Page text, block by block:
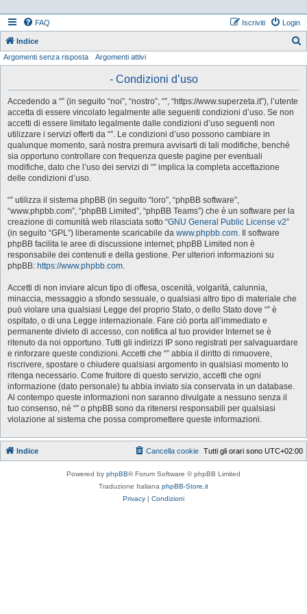
FAQ Login
Iscriviti
Indice
Argomenti senza risposta Argomenti attivi
- Condizioni d’uso
Accedendo a “” (in seguito “noi”, “nostro”, “”, “https://www.superzeta.it”), l’utente
accetta di essere vincolato legalmente alle seguenti condizioni d’uso. Se non
accetti di essere limitato legalmente dalle condizioni d’uso seguenti non
utilizzare i servizi offerti da “”. Le condizioni d’uso possono cambiare in
qualunque momento, sarà nostra premura avvisarti di tali modifiche, benché
sia opportuno controllare con frequenza queste pagine per eventuali
modifiche, dato che l’uso dei servizi di “” implica la completa accettazione
delle condizioni d’uso.
“” utilizza il sistema phpBB (in seguito “loro”, “phpBB software”,
“www.phpbb.com”, “phpBB Limited”, “phpBB Teams”) che è un software per la
creazione di comunità web rilasciata sotto “GNU General Public License v2”
(in seguito “GPL”) liberamente scaricabile da www.phpbb.com. Il software
phpBB facilita le aree di discussione internet; phpBB Limited non è
responsabile dei contenuti e della gestione. Per ulteriori informazioni su
phpBB: https://www.phpbb.com.
Accetti di non inviare alcun tipo di offesa, oscenità, volgarità, calunnia,
minaccia, messaggio a sfondo sessuale, o qualsiasi altro tipo di materiale che
può violare una qualsiasi Legge del proprio Stato, o dello Stato dove “” è
ospitato, o di una Legge internazionale. Fare ciò porta all’immediato e
permanente divieto di accesso, con notifica al tuo provider Internet se è
ritenuto da noi opportuno. Tutti gli indirizzi IP sono registrati per salvaguardare
e rinforzare queste condizioni. Accetti che “” abbia il diritto di rimuovere,
riscrivere, spostare o chiudere qualsiasi argomento in qualsiasi momento lo
ritenga necessario. Come fruitore di questo servizio, accetti che ogni
informazione (dato personale) tu abbia inviato sia conservata in un database.
Al contempo queste informazioni non saranno divulgate a nessuno senza il
tuo consenso, né “” o phpBB sono da ritenersi responsabili per qualsiasi
violazione al sistema che possa compromettere queste informazioni.
Indice Tutti gli orari sono UTC+02:00
Cancella cookie
Powered by phpBB® Forum Software © phpBB Limited
Traduzione Italiana phpBB-Store.it
Privacy | Condizioni